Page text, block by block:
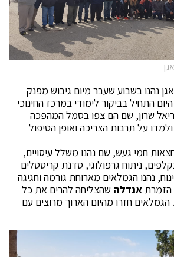
אגן נהנו בשבוע שעבר מיום גיבוש מפנק
התחיל בביקור לימודי במרכז החינוכי
שרון, שם הם צפו בסמל המהפכה
על תרבות הצריכה ואופן הטיפול
חמי געש, שם נהנו משלל עיסויים,
ניתוח גרפולוגי, סדנת קריסטלים
נהנו הגמלאים מארוחת גורמה וחגיגה
הזמרת אנדלהשהצליחה להרים את כל
חזרו מהיום הארוך מרוצים עם